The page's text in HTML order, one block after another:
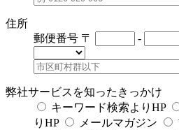
住所
郵便番号 〒 -
弊社サービスを知ったきっかけ
キーワード検索よりHP
りHP
メールマガジン